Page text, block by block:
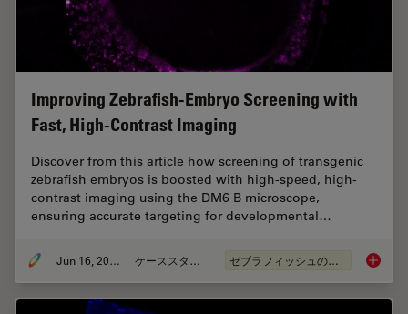
Improving Zebrafish-Embryo Screening with
Fast, High-Contrast Imaging
Discover from this article how screening of transgenic
zebrafish embryos is boosted with high-speed, high-
contrast imaging using the DM6 B microscope,
ensuring accurate targeting for developmental…
Jun 16, 2025 ケーススタディ ゼブラフィッシュの研究